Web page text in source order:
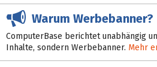
Warum Werbebanner?
ComputerBase berichtet unabhängig
Inhalte, sondern Werbebanner. Mehr